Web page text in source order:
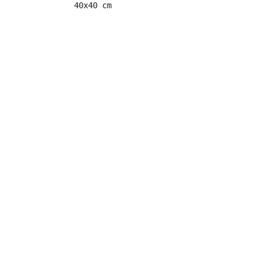
40x40 cm